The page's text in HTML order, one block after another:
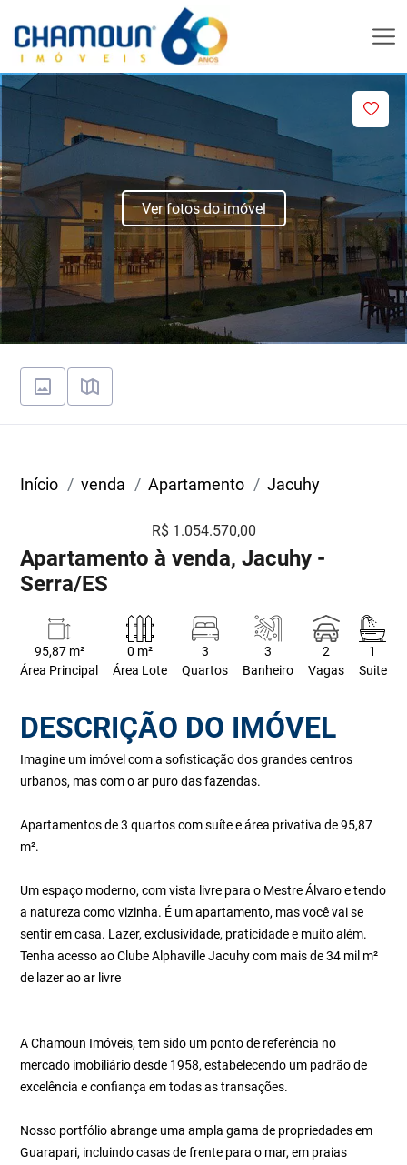
Ver fotos do imóvel
Início venda Apartamento Jacuhy
R$ 1.054.570,00
Apartamento à venda, Jacuhy -
Serra/ES
95,87 m²
Área Principal
0 m²
Área Lote
3
Quartos
3
Banheiro
2
Vagas
1
Suite
DESCRIÇÃO DO IMÓVEL
Imagine um imóvel com a sofisticação dos grandes centros
urbanos, mas com o ar puro das fazendas.
Apartamentos de 3 quartos com suíte e área privativa de 95,87
m².
Um espaço moderno, com vista livre para o Mestre Álvaro e tendo
a natureza como vizinha. É um apartamento, mas você vai se
sentir em casa. Lazer, exclusividade, praticidade e muito além.
Tenha acesso ao Clube Alphaville Jacuhy com mais de 34 mil m²
de lazer ao ar livre
A Chamoun Imóveis, tem sido um ponto de referência no
mercado imobiliário desde 1958, estabelecendo um padrão de
excelência e confiança em todas as transações.
Nosso portfólio abrange uma ampla gama de propriedades em
Guarapari, incluindo casas de frente para o mar, em praias